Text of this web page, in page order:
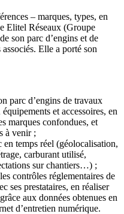
– marques, types, en
Elitel Réseaux (Groupe
son parc d’engins et de
Elle a porté son
parc d’engins de travaux
et accessoires, en
marques confondues, et
à venir ;
en temps réel (géolocalisation,
carburant utilisé,
sur chantiers…) ;
contrôles réglementaires de
ses prestataires, en réaliser
aux données obtenues en
d’entretien numérique.